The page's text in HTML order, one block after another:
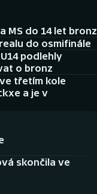
MS do 14 let bronz
do osmifinále
podlehly
o bronz
třetím kole
a je v
skončila ve